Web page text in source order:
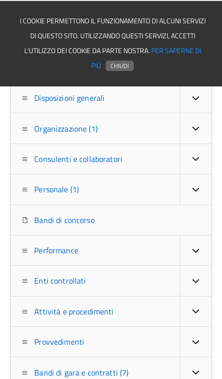
Asmel associazione
Disposizioni generali
Organizzazione (1)
Consulenti e collaboratori
Personale (1)
Bandi di concorso
Performance
Enti controllati
Attività e procedimenti
Provvedimenti
Bandi di gara e contratti (7)
I COOKIE PERMETTONO IL FUNZIONAMENTO DI ALCUNI SERVIZI
DI QUESTO SITO. UTILIZZANDO QUESTI SERVIZI, ACCETTI
L'UTILIZZO DEI COOKIE DA PARTE NOSTRA. PER SAPERNE DI
PIÙ
CHIUDI